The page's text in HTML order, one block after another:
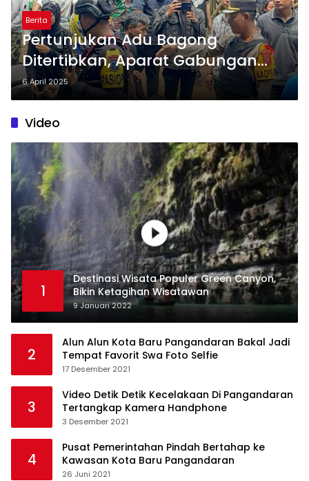
Berita
Pertunjukan Adu Bagong
Ditertibkan, Aparat Gabungan
Tegakkan Hukum dan Lindungi
Hewan
6 April 2025
Video
1
Destinasi Wisata Populer Green Canyon,
Bikin Ketagihan Wisatawan
9 Januari 2022
2
Alun Alun Kota Baru Pangandaran Bakal Jadi
Tempat Favorit Swa Foto Selfie
17 Desember 2021
3
Video Detik Detik Kecelakaan Di Pangandaran
Tertangkap Kamera Handphone
3 Desember 2021
4
Pusat Pemerintahan Pindah Bertahap ke
Kawasan Kota Baru Pangandaran
26 Juni 2021